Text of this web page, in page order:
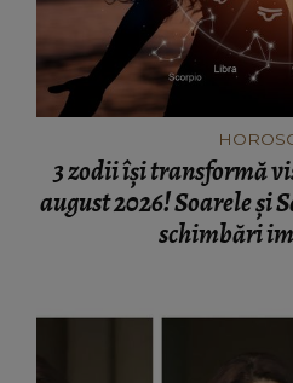
3 zodii își transformă
august 2026! Soarele și
schimbări